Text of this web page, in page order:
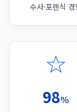
수사·포렌식 경
98%